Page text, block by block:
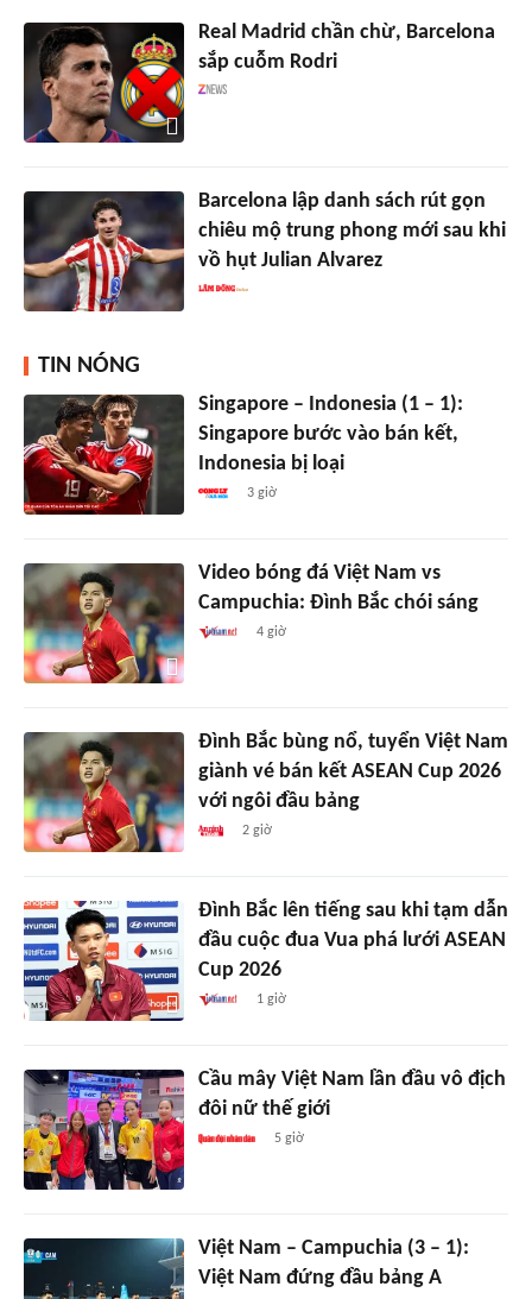
Real Madrid chần chừ, Barcelona
sắp cuỗm Rodri
Barcelona lập danh sách rút gọn
chiêu mộ trung phong mới sau khi
vồ hụt Julian Alvarez
TIN NÓNG
Singapore – Indonesia (1 – 1):
Singapore bước vào bán kết,
Indonesia bị loại
3 giờ
Video bóng đá Việt Nam vs
Campuchia: Đình Bắc chói sáng
4 giờ
Đình Bắc bùng nổ, tuyển Việt Nam
giành vé bán kết ASEAN Cup 2026
với ngôi đầu bảng
2 giờ
Đình Bắc lên tiếng sau khi tạm dẫn
đầu cuộc đua Vua phá lưới ASEAN
Cup 2026
1 giờ
Cầu mây Việt Nam lần đầu vô địch
đôi nữ thế giới
5 giờ
Việt Nam – Campuchia (3 – 1):
Việt Nam đứng đầu bảng A